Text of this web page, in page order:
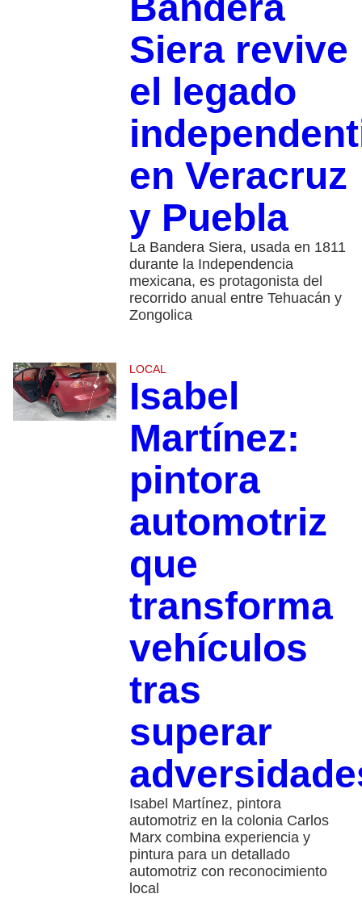
Siera revive
el legado
en Veracruz
y Puebla
La Bandera Siera, usada en 1811
durante la Independencia
mexicana, es protagonista del
recorrido anual entre Tehuacán y
Zongolica
LOCAL
Isabel
Martínez:
pintora
automotriz
que
transforma
vehículos
tras
superar
Isabel Martínez, pintora
automotriz en la colonia Carlos
Marx combina experiencia y
pintura para un detallado
automotriz con reconocimiento
local